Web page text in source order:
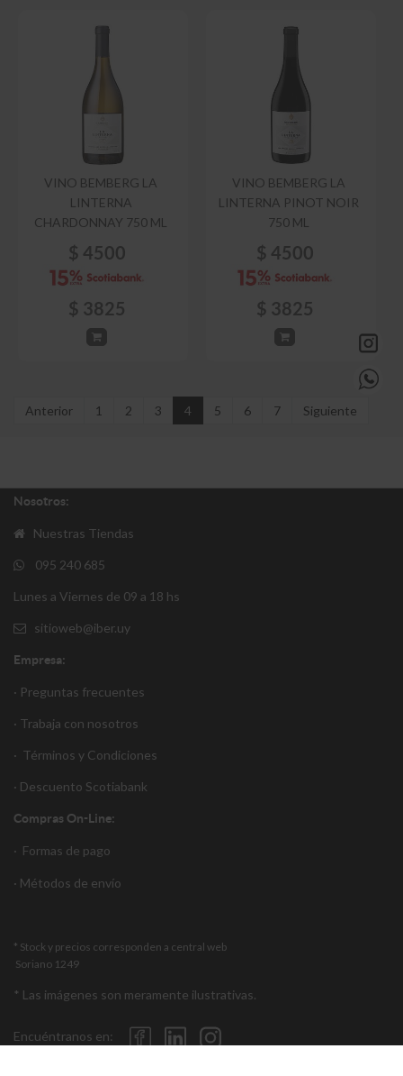
VINO BEMBERG LA
LINTERNA
CHARDONNAY 750 ML
$ 4500
$ 3825
VINO BEMBERG LA
LINTERNA PINOT NOIR
750 ML
$ 4500
$ 3825
Anterior 1 2 3 4 5 6 7 Siguiente
Nosotros:
Nuestras Tiendas
095 240 685
Lunes a Viernes de 09 a 18 hs
sitioweb@iber.uy
Empresa:
· Preguntas frecuentes
· Trabaja con nosotros
· Términos y Condiciones
· Descuento Scotiabank
Compras On-Line:
· Formas de pago
· Métodos de envío
* Stock y precios corresponden a central web
Soriano 1249
* Las imágenes son meramente ilustrativas.
Encuéntranos en: